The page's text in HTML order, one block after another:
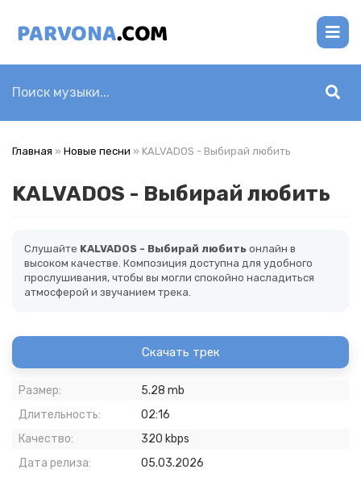
Главная » Новые песни » KALVADOS - Выбирай любить
KALVADOS - Выбирай любить
Слушайте KALVADOS - Выбирай любить онлайн в
высоком качестве. Композиция доступна для удобного
прослушивания, чтобы вы могли спокойно насладиться
атмосферой и звучанием трека.
Скачать трек
Размер:
5.28 mb
Длительность:
02:16
Качество:
320 kbps
Дата релиза:
05.03.2026